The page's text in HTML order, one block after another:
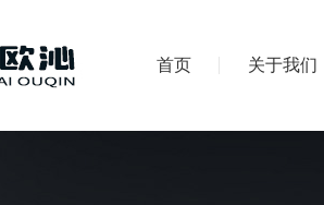
首页 关于我们